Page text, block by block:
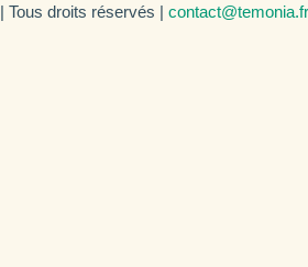
| Tous droits réservés | contact@temonia.fr